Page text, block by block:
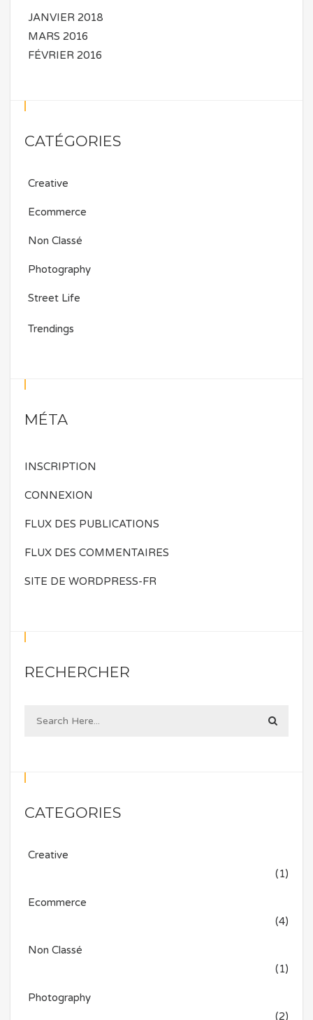
JANVIER 2018
MARS 2016
FÉVRIER 2016
CATÉGORIES
Creative
Ecommerce
Non Classé
Photography
Street Life
Trendings
MÉTA
INSCRIPTION
CONNEXION
FLUX DES PUBLICATIONS
FLUX DES COMMENTAIRES
SITE DE WORDPRESS-FR
RECHERCHER
CATEGORIES
Creative
(1)
Ecommerce
(4)
Non Classé
(1)
Photography
(2)